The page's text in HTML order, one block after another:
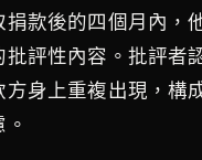
捐款後的四個月內，
批評性內容。批評者
方身上重複出現，構